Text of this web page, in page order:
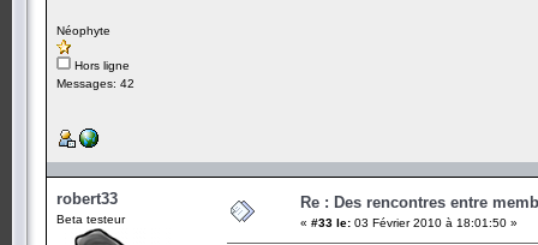
Néophyte
Hors ligne
Messages: 42
robert33
Beta testeur
Re : Des rencontres entre
« #33 le: 03 Février 2010 à 18:01:50 »